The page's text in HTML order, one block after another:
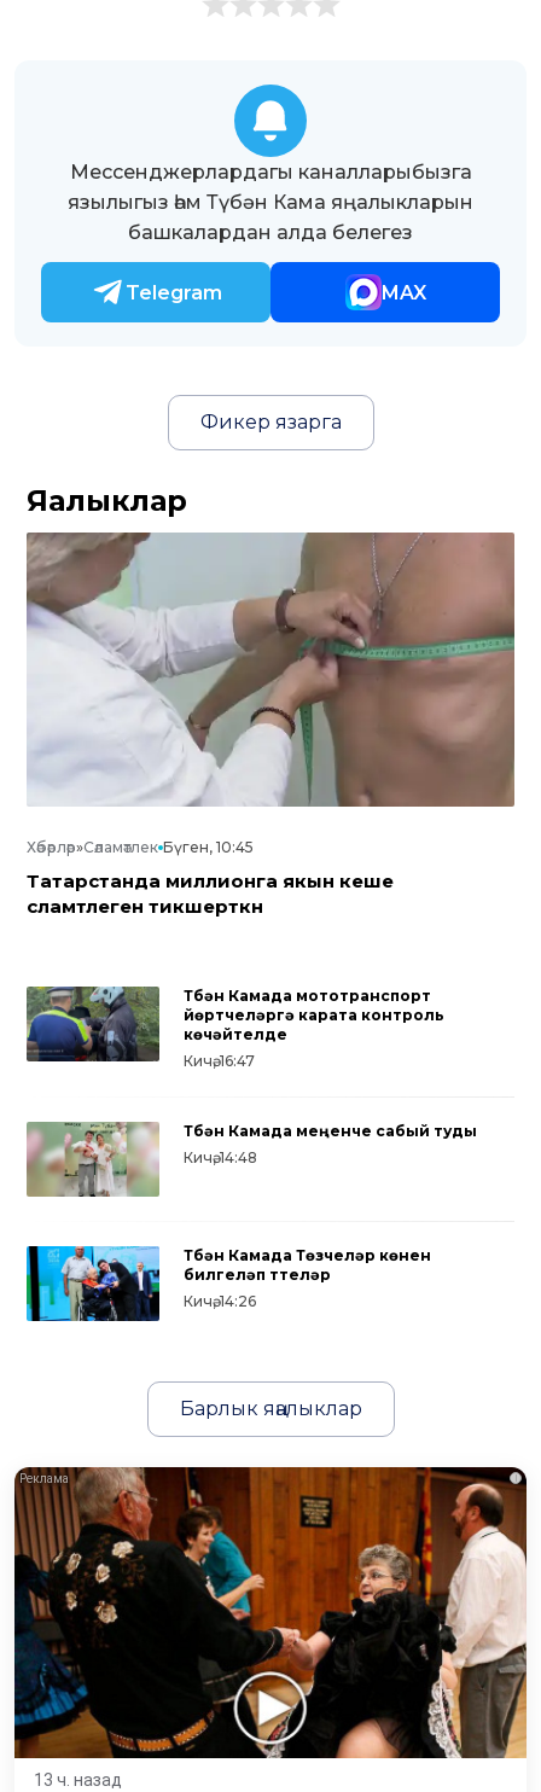
Мессенджерлардагы каналларыбызга
язылыгыз һәм Түбән Кама яңалыкларын
башкалардан алда белегез
Telegram MAX
Фикер язарга
Яңалыклар
Хәбәрләр»Сәламәтлек Бүген, 10:45
Татарстанда миллионга якын кеше
сәламәтлеген тикшерткән
Түбән Камада мототранспорт
йөртүчеләргә карата контроль
көчәйтелде
Кичә, 16:47
Түбән Камада меңенче сабый туды
Кичә, 14:48
Түбән Камада Төзүчеләр көнен
билгеләп үттеләр
Кичә, 14:26
Барлык яңалыклар
i
13 ч. назад